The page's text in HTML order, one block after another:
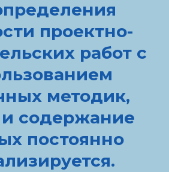
проектно-
работ с
методик,
и содержание
постоянно